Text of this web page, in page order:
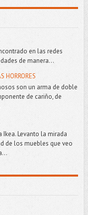
en las redes
de manera...
HORRORES
son un arma de doble
de cariño, de
Ikea. Levanto la mirada
de los muebles que veo